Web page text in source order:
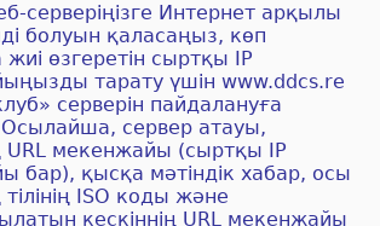
серверіңізге Интернет арқылы
болуын қаласаңыз, көп
өзгеретін сыртқы IP
тарату үшін www.ddcs.re
серверін пайдалануға
сервер атауы,
URL мекенжайы (сыртқы IP
бар), қысқа мәтіндік хабар, осы
тілінің ISO коды және
кескіннің URL мекенжайы